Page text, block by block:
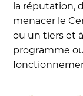
la réputation,
menacer le
ou un tiers et
programme